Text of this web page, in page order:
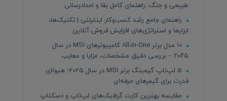
طبیعی و جنگ: راهنمای کامل بقا و امدادرسانی
راهنمای جامع رشد کسب‌وکار اینترنتی | تکنیک‌ها،
ابزارها و استراتژی‌های افزایش فروش آنلاین
۱۰ مدل برتر All‑in‑One کامپیوترهای MSI در سال
۲۰۲۵ – بررسی دقیق مشخصات، مزایا و معایب
5 لپ‌تاپ گیمینگ برتر MSI در سال 2025؛ هیولای
قدرت برای گیمرهای حرفه‌ای
مقایسه بهترین کارت گرافیک‌های لپ‌تاپ و دسکتاپ